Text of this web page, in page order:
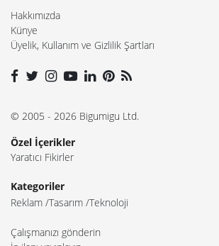
Hakkımızda
Künye
Üyelik, Kullanım ve Gizlilik Şartları
© 2005 - 2026 Bigumigu Ltd.
Özel İçerikler
Yaratıcı Fikirler
Kategoriler
Reklam Tasarım Teknoloji
Çalışmanızı gönderin